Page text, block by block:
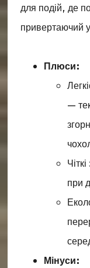
для подій, де
привертаючий
Плюси:
—
при
Мінуси: